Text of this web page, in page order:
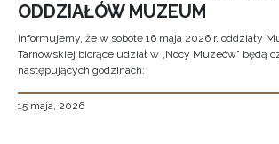
ODDZIAŁÓW MUZEUM
Informujemy, że w sobotę 16 maja 2026 r. oddziały
Tarnowskiej biorące udział w „Nocy Muzeów” będą
następujących godzinach:
15 maja, 2026